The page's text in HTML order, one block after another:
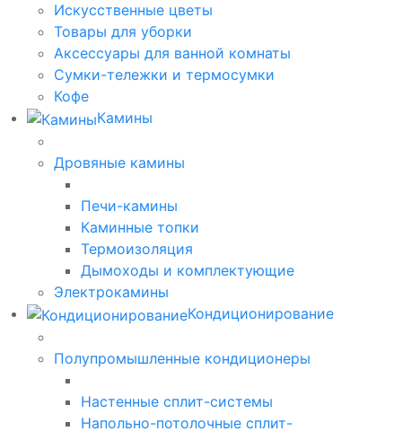
Искусственные цветы
Товары для уборки
Аксессуары для ванной комнаты
Сумки-тележки и термосумки
Кофе
Камины
Дровяные камины
Печи-камины
Каминные топки
Термоизоляция
Дымоходы и комплектующие
Электрокамины
Кондиционирование
Полупромышленные кондиционеры
Настенные сплит-системы
Напольно-потолочные сплит-